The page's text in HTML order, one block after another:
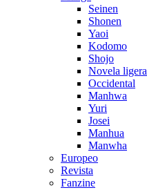
Seinen
Shonen
Yaoi
Kodomo
Shojo
Novela ligera
Occidental
Manhwa
Yuri
Josei
Manhua
Manwha
Europeo
Revista
Fanzine